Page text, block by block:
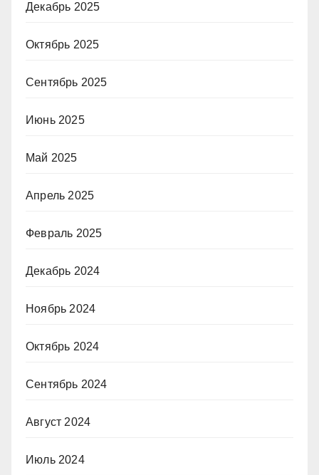
Декабрь 2025
Октябрь 2025
Сентябрь 2025
Июнь 2025
Май 2025
Апрель 2025
Февраль 2025
Декабрь 2024
Ноябрь 2024
Октябрь 2024
Сентябрь 2024
Август 2024
Июль 2024